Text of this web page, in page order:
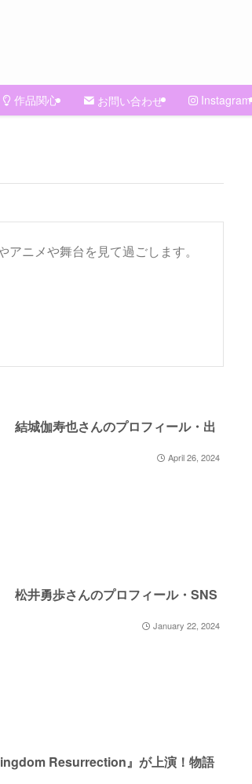
作品関心 お問い合わせ Instagram
ニメや舞台を見て過ごします。
結城伽寿也さんのプロフィール・出
April 26, 2024
松井勇歩さんのプロフィール・SNS
January 22, 2024
Resurrection』が上演！物語